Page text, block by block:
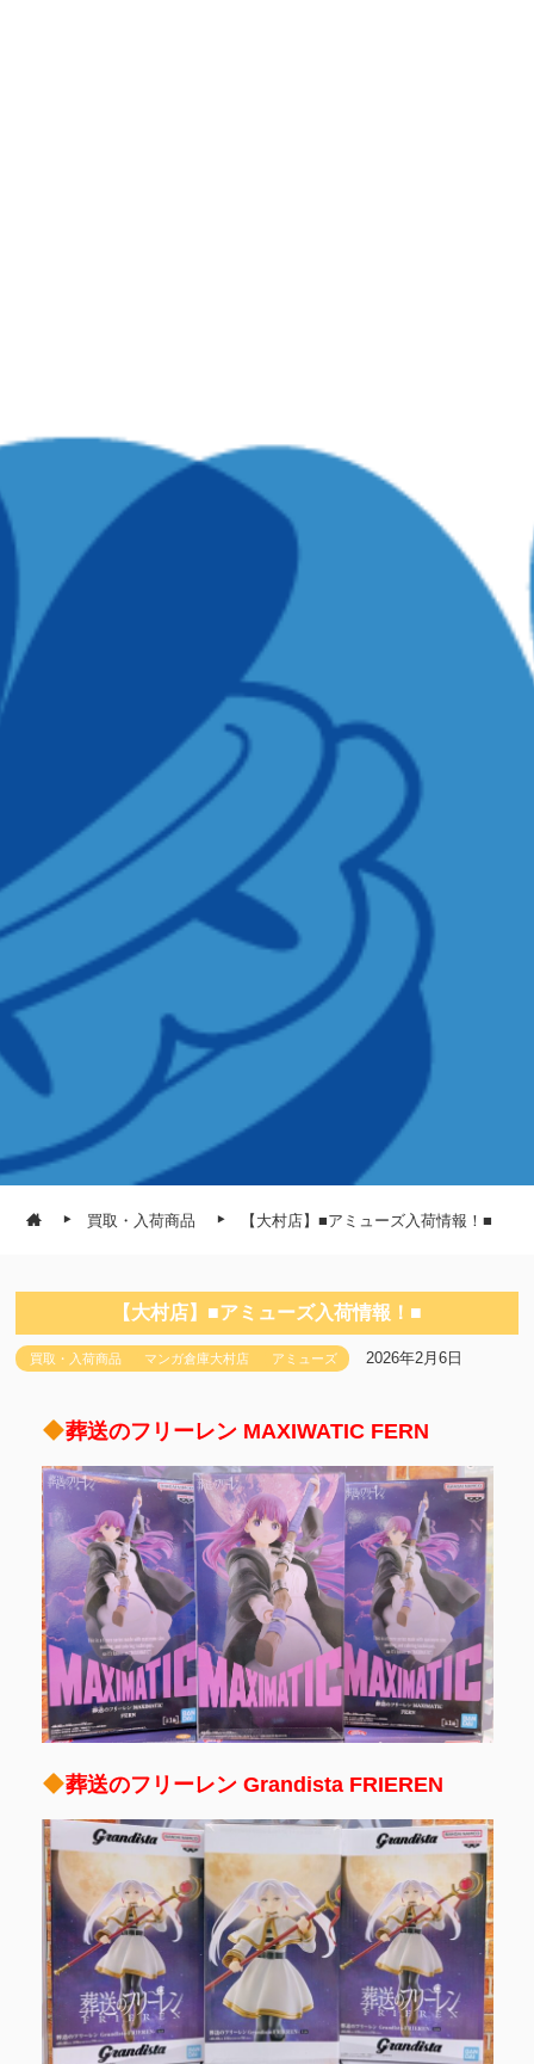
買取・入荷商品 【大村店】■アミューズ入荷情報！■
【大村店】■アミューズ入荷情報！■
買取・入荷商品 マンガ倉庫大村店 アミューズ 2026年2月6日
葬送のフリーレン MAXIWATIC FERN
葬送のフリーレン Grandista FRIEREN